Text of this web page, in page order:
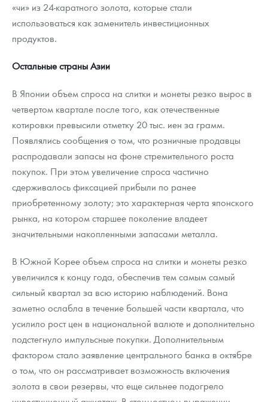
«чи» из 24-каратного золота, которые стали
использоваться как заменитель инвестиционных
продуктов.
Остальные страны Азии
В Японии объем спроса на слитки и монеты резко вырос в
четвертом квартале после того, как отечественные
котировки превысили отметку 20 тыс. иен за грамм.
Появлялись сообщения о том, что розничные продавцы
распродавали запасы на фоне стремительного роста
покупок. При этом увеличение спроса частично
сдерживалось фиксацией прибыли по ранее
приобретенному золоту; это характерная черта японского
рынка, на котором старшее поколение владеет
значительными накопленными запасами металла.
В Южной Корее объем спроса на слитки и монеты резко
увеличился к концу года, обеспечив тем самым самый
сильный квартал за всю историю наблюдений. Вона
заметно ослабла в течение большей части квартала, что
усилило рост цен в национальной валюте и дополнительно
подстегнуло импульсные покупки. Дополнительным
фактором стало заявление центрального банка в октябре
о том, что он рассматривает возможность включения
золота в свои резервы, что еще сильнее подогрело